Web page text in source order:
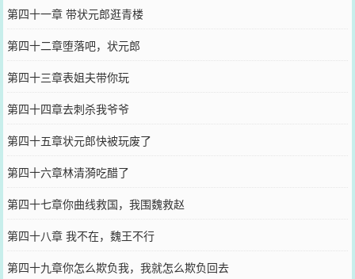
第四十一章 带状元郎逛青楼
第四十二章堕落吧，状元郎
第四十三章表姐夫带你玩
第四十四章去刺杀我爷爷
第四十五章状元郎快被玩废了
第四十六章林清漪吃醋了
第四十七章你曲线救国，我围魏救赵
第四十八章 我不在，魏王不行
第四十九章你怎么欺负我，我就怎么欺负回去